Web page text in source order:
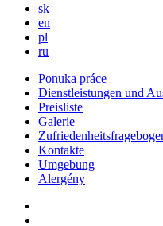
sk
en
pl
ru
Ponuka práce
Dienstleistungen und
Preisliste
Galerie
Kontakte
Umgebung
Alergény